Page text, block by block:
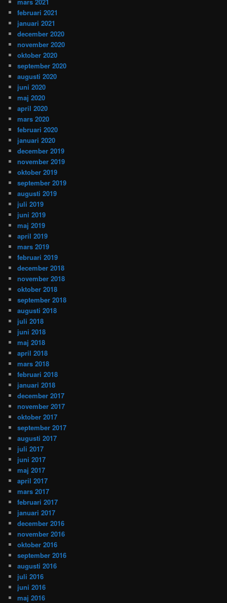
februari 2021
januari 2021
december 2020
november 2020
oktober 2020
september 2020
augusti 2020
juni 2020
maj 2020
april 2020
mars 2020
februari 2020
januari 2020
december 2019
november 2019
oktober 2019
september 2019
augusti 2019
juli 2019
juni 2019
maj 2019
april 2019
mars 2019
februari 2019
december 2018
november 2018
oktober 2018
september 2018
augusti 2018
juli 2018
juni 2018
maj 2018
april 2018
mars 2018
februari 2018
januari 2018
december 2017
november 2017
oktober 2017
september 2017
augusti 2017
juli 2017
juni 2017
maj 2017
april 2017
mars 2017
februari 2017
januari 2017
december 2016
november 2016
oktober 2016
september 2016
augusti 2016
juli 2016
juni 2016
maj 2016